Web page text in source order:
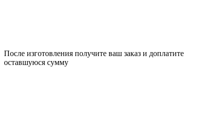
После изготовления получите ваш заказ и доплатите
оставшуюся сумму